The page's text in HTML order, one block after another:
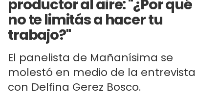
productor al aire: "¿Por qué
no te limitás a hacer tu
trabajo?"
El panelista de Mañanísima se
molestó en medio de la entrevista
con Delfina Gerez Bosco.